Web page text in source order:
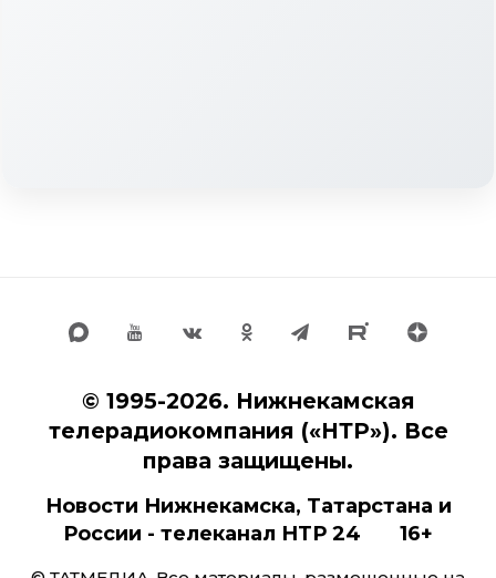
© 1995-2026. Нижнекамская
телерадиокомпания («НТР»). Все
права защищены.
Новости Нижнекамска, Татарстана и
России - телеканал НТР 24 16+